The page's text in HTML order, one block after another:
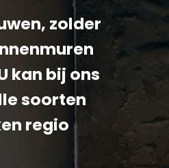
zolder
kan bij ons
soorten
regio